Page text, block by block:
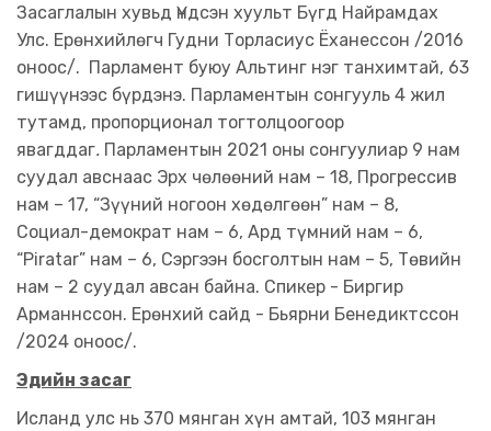
Засаглалын хувьд Үндсэн хуульт Бүгд Найрамдах
Улс. Ерөнхийлөгч Гудни Торласиус Ёханессон /2016
оноос/. Парламент буюу Альтинг нэг танхимтай, 63
гишүүнээс бүрдэнэ. Парламентын сонгууль 4 жил
тутамд, пропорционал тогтолцоогоор
явагддаг. Парламентын 2021 оны сонгуулиар 9 нам
суудал авснаас Эрх чөлөөний нам – 18, Прогрессив
нам – 17, “Зүүний ногоон хөдөлгөөн” нам – 8,
Социал-демократ нам – 6, Ард түмний нам – 6,
“Piratar” нам – 6, Сэргээн босголтын нам – 5, Төвийн
нам – 2 суудал авсан байна. Спикер - Биргир
Арманнссон. Ерөнхий сайд - Бьярни Бенедиктссон
/2024 оноос/.
Эдийн засаг
Исланд улс нь 370 мянган хүн амтай, 103 мянган